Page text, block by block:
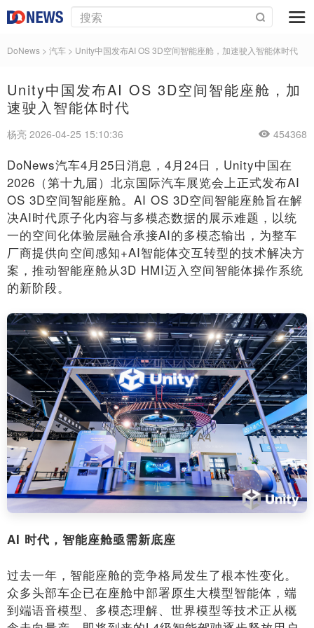
DoNews > 汽车 > Unity中国发布AI OS 3D空间智能座舱，加速驶入智能体时代
Unity中国发布AI OS 3D空间智能座舱，加
速驶入智能体时代
杨亮 2026-04-25 15:10:36 454368
DoNews汽车4月25日消息，4月24日，Unity中国在
2026（第十九届）北京国际汽车展览会上正式发布AI
OS 3D空间智能座舱。AI OS 3D空间智能座舱旨在解
决AI时代原子化内容与多模态数据的展示难题，以统
一的空间化体验层融合承接AI的多模态输出，为整车
厂商提供向空间感知+AI智能体交互转型的技术解决方
案，推动智能座舱从3D HMI迈入空间智能体操作系统
的新阶段。
AI 时代，智能座舱亟需新底座
过去一年，智能座舱的竞争格局发生了根本性变化。
众多头部车企已在座舱中部署原生大模型智能体，端
到端语音模型、多模态理解、世界模型等技术正从概